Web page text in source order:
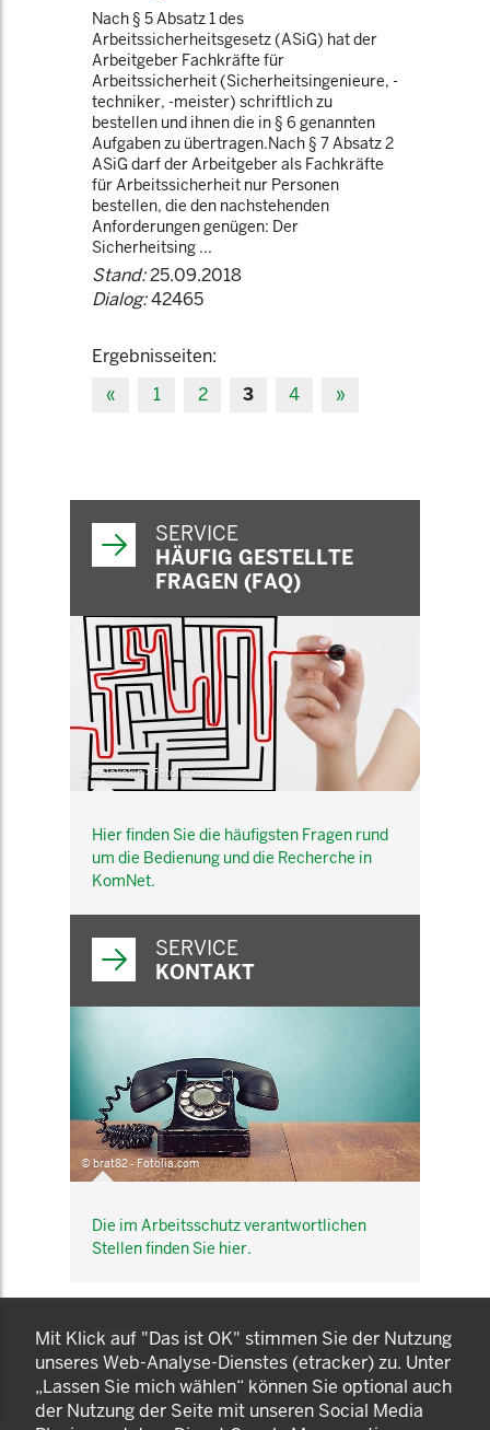
Nach § 5 Absatz 1 des
Arbeitssicherheitsgesetz (ASiG) hat der
Arbeitgeber Fachkräfte für
Arbeitssicherheit (Sicherheitsingenieure, -
techniker, -meister) schriftlich zu
bestellen und ihnen die in § 6 genannten
Aufgaben zu übertragen.Nach § 7 Absatz 2
ASiG darf der Arbeitgeber als Fachkräfte
für Arbeitssicherheit nur Personen
bestellen, die den nachstehenden
Anforderungen genügen: Der
Sicherheitsing ...
Stand:25.09.2018
Dialog:42465
Ergebnisseiten:
«
1 2 3 4 »
SERVICE
HÄUFIG GESTELLTE
FRAGEN (FAQ)
© belekekin - Fotolia.com
Hier finden Sie die häufigsten Fragen rund
um die Bedienung und die Recherche in
KomNet.
SERVICE
KONTAKT
© brat82 - Fotolia.com
Die im Arbeitsschutz verantwortlichen
Stellen finden Sie hier.
KOMNET
GUT BERATEN. GESUND
ARBEITEN.
Mit Klick auf "Das ist OK" stimmen Sie der Nutzung
unseres Web-Analyse-Dienstes (etracker) zu. Unter
„Lassen Sie mich wählen“ können Sie optional auch
der Nutzung der Seite mit unseren Social Media